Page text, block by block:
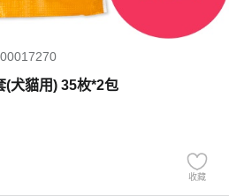
(犬貓用) 35枚*2包
收藏